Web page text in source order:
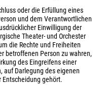
oder die Erfüllung eines
und dem Verantwortlichen
Einwilligung der
Theater- und Orchester
die Rechte und Freiheiten
betroffenen Person zu wahren,
des Eingreifens einer
auf Darlegung des eigenen
gehört.